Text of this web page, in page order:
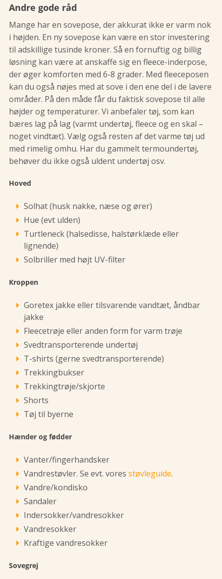
Andre gode råd
Mange har en sovepose, der akkurat ikke er varm nok
i højden. En ny sovepose kan være en stor investering
til adskillige tusinde kroner. Så en fornuftig og billig
løsning kan være at anskaffe sig en fleece-inderpose,
der øger komforten med 6-8 grader. Med fleeceposen
kan du også nøjes med at sove i den ene del i de lavere
områder. På den måde får du faktisk sovepose til alle
højder og temperaturer. Vi anbefaler tøj, som kan
bæres lag på lag (varmt undertøj, fleece og en skal –
noget vindtæt). Vælg også resten af det varme tøj ud
med rimelig omhu. Har du gammelt termoundertøj,
behøver du ikke også uldent undertøj osv.
Hoved
Solhat (husk nakke, næse og ører)
Hue (evt ulden)
Turtleneck (halsedisse, halstørklæde eller
lignende)
Solbriller med højt UV-filter
Kroppen
Goretex jakke eller tilsvarende vandtæt, åndbar
jakke
Fleecetrøje eller anden form for varm trøje
Svedtransporterende undertøj
T-shirts (gerne svedtransporterende)
Trekkingbukser
Trekkingtrøje/skjorte
Shorts
Tøj til byerne
Hænder og fødder
Vanter/fingerhandsker
Vandrestøvler. Se evt. vores støvleguide.
Vandre/kondisko
Sandaler
Indersokker/vandresokker
Vandresokker
Kraftige vandresokker
Sovegrej